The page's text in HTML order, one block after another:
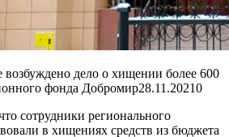
дело о хищении более 600
фонда Добромир28.11.20210
сотрудники регионального
в хищениях средств из бюджета